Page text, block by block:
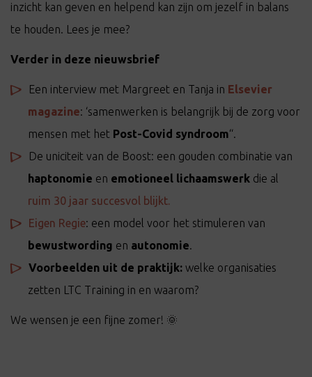
inzicht kan geven en helpend kan zijn om jezelf in balans
te houden. Lees je mee?
Verder in deze nieuwsbrief
Een interview met Margreet en Tanja in Elsevier
magazine: ‘samenwerken is belangrijk bij de zorg voor
mensen met het Post-Covid syndroom“.
De uniciteit van de Boost: een gouden combinatie van
haptonomie en emotioneel lichaamswerk die al
ruim 30 jaar succesvol blijkt.
Eigen Regie: een model voor het stimuleren van
bewustwording en autonomie.
Voorbeelden uit de praktijk: welke organisaties
zetten LTC Training in en waarom?
We wensen je een fijne zomer! 🌞